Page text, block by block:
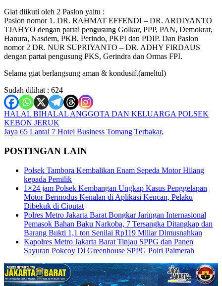
Giat diikuti oleh 2 Paslon yaitu :
Paslon nomor 1. DR. RAHMAT EFFENDI – DR. ARDIYANTO
TJAHYO dengan partai pengusung Golkar, PPP, PAN, Demokrat,
Hanura, Nasdem, PKB, Perindo, PKPI dan PDIP. Dan Paslon
nomor 2 DR. NUR SUPRIYANTO – DR. ADHY FIRDAUS
dengan partai pengusung PKS, Gerindra dan Ormas FPI.
Selama giat berlangsung aman & kondusif.(ameltul)
Sudah dilihat : 624
Navigasi
pos
HALAL BIHALAL ANGGOTA DAN KELUARGA POLSEK
KEBON JERUK
Jaya 65 Lantai 7 Hotel Business Tomang Terbakar,
POSTINGAN LAIN
Polsek Tambora Kembalikan Enam Sepeda Motor Hilang
kepada Pemilik
1×24 jam Polsek Kembangan Ungkap Kasus Penggelapan
Motor Bermodus Kenalan di Aplikasi Kencan, Pelaku
Dibekuk di Ciputat
Polres Metro Jakarta Barat Bongkar Jaringan Internasional
Pemasok Bahan Baku Narkoba, 7 Tersangka Ditangkap dan
Barang Bukti 1,1 ton Senilai Rp119 Miliar Dimusnahkan
Kapolres Metro Jakarta Barat Tinjau SPPG dan Panen
Sayuran Pokcoy Di Greenhouse SPPG Polri Palmerah